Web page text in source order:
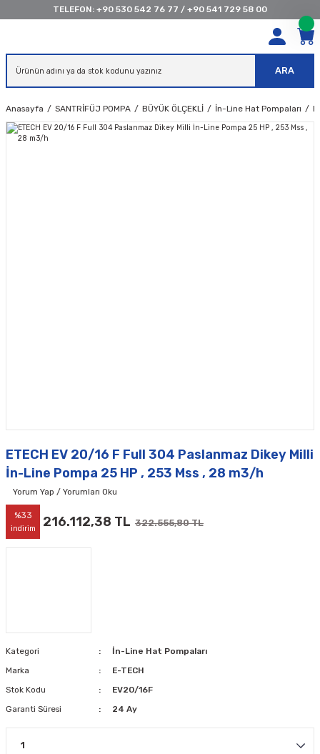
TELEFON: +90 530 542 76 77 / +90 541 729 58 00
ARA
Anasayfa SANTRİFÜJ POMPA BÜYÜK ÖLÇEKLİ İn-Line Hat Pompaları
ETECH EV 20/16 F Full 304 Paslanmaz Dikey Milli
İn-Line Pompa 25 HP , 253 Mss , 28 m3/h
Yorum Yap / Yorumları Oku
%33
indirim 216.112,38 TL 322.555,80 TL
Kategori
İn-Line Hat Pompaları
Marka
E-TECH
Stok Kodu
EV20/16F
Garanti Süresi
24 Ay